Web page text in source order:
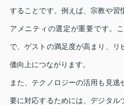
することです。例えば、宗教や習
アメニティの選定が重要です。
で、ゲストの満足度が高まり、リ
価向上につながります。
また、テクノロジーの活用も見逃
要に対応するためには、デジタル